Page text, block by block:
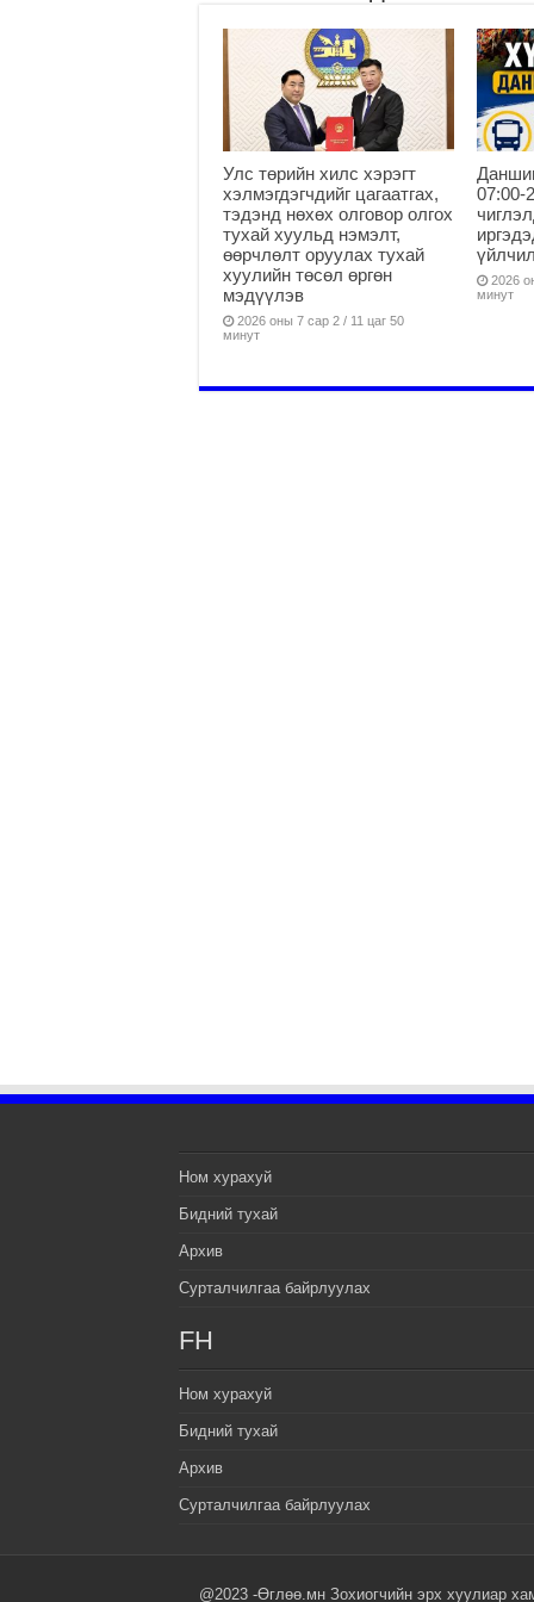
Улс төрийн хилс хэрэгт
хэлмэгдэгчдийг цагаатгах,
тэдэнд нөхөх олговор олгох
тухай хуульд нэмэлт,
өөрчлөлт оруулах тухай
хуулийн төсөл өргөн
мэдүүлэв
2026 оны 7 сар 2 / 11 цаг 50
минут
07:00-
2026
минут
Ном хурахуй
Бидний тухай
Архив
Сурталчилгаа байрлуулах
FH
Ном хурахуй
Бидний тухай
Архив
Сурталчилгаа байрлуулах
@2023 -Өглөө.мн Зохиогчийн эрх хуулиар